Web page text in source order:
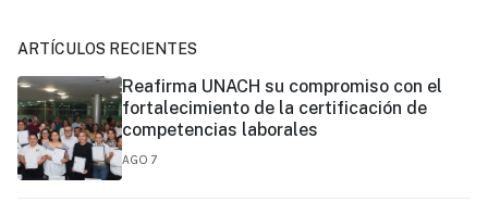
ARTÍCULOS RECIENTES
Reafirma UNACH su compromiso con el
fortalecimiento de la certificación de
competencias laborales
AGO 7